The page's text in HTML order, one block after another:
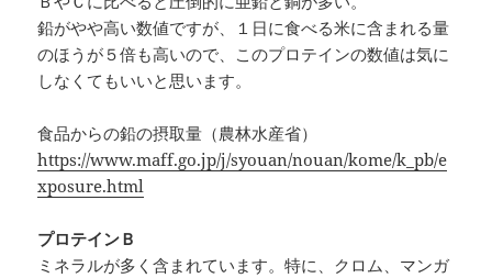
鉛がやや高い数値ですが、１日に食べる米に含まれる量
のほうが５倍も高いので、このプロテインの数値は気に
しなくてもいいと思います。
食品からの鉛の摂取量（農林水産省）
https://www.maff.go.jp/j/syouan/nouan/kome/k_pb/e
xposure.html
プロテインＢ
ミネラルが多く含まれています。特に、クロム、マンガ